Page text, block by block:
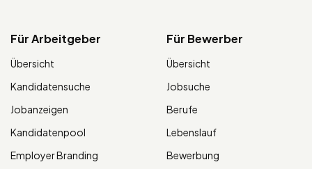
Für Arbeitgeber
Übersicht
Kandidatensuche
Jobanzeigen
Kandidatenpool
Employer Branding
Für Bewerber
Übersicht
Jobsuche
Berufe
Lebenslauf
Bewerbung